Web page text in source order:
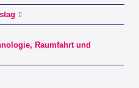
Raumfahrt und